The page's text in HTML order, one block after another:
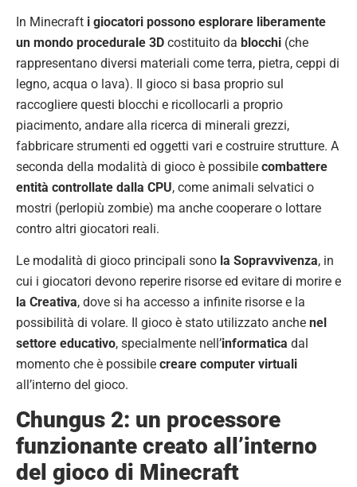
In Minecraft i giocatori possono esplorare liberamente
un mondo procedurale 3D costituito da blocchi (che
rappresentano diversi materiali come terra, pietra, ceppi di
legno, acqua o lava). Il gioco si basa proprio sul
raccogliere questi blocchi e ricollocarli a proprio
piacimento, andare alla ricerca di minerali grezzi,
fabbricare strumenti ed oggetti vari e costruire strutture. A
seconda della modalità di gioco è possibile combattere
entità controllate dalla CPU, come animali selvatici o
mostri (perlopiù zombie) ma anche cooperare o lottare
contro altri giocatori reali.
Le modalità di gioco principali sono la Sopravvivenza, in
cui i giocatori devono reperire risorse ed evitare di morire e
la Creativa, dove si ha accesso a infinite risorse e la
possibilità di volare. Il gioco è stato utilizzato anche nel
settore educativo, specialmente nell’informatica dal
momento che è possibile creare computer virtuali
all’interno del gioco.
Chungus 2: un processore
funzionante creato all’interno
del gioco di Minecraft